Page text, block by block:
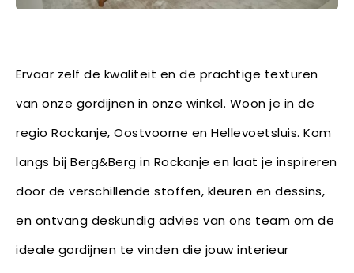
Ervaar zelf de kwaliteit en de prachtige texturen
van onze gordijnen in onze winkel. Woon je in de
regio Rockanje, Oostvoorne en Hellevoetsluis. Kom
langs bij Berg&Berg in Rockanje en laat je inspireren
door de verschillende stoffen, kleuren en dessins,
en ontvang deskundig advies van ons team om de
ideale gordijnen te vinden die jouw interieur